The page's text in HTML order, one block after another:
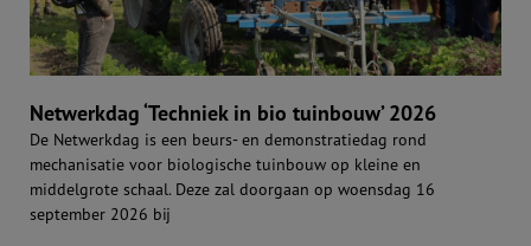
Netwerkdag ‘Techniek in bio tuinbouw’ 2026
De Netwerkdag is een beurs- en demonstratiedag rond
mechanisatie voor biologische tuinbouw op kleine en
middelgrote schaal. Deze zal doorgaan op woensdag 16
september 2026 bij